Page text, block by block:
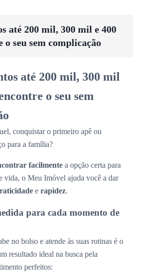
até 200 mil, 300 mil e 400
seu sem complicação
até 200 mil, 300 mil
o seu sem
conquistar o primeiro apê ou
para a família?
facilmente a opção certa para
vida, o Meu Imóvel ajuda você a dar
e rapidez.
para cada momento de
no bolso e atende às suas rotinas é o
resultado ideal na busca pela
perfeitos: